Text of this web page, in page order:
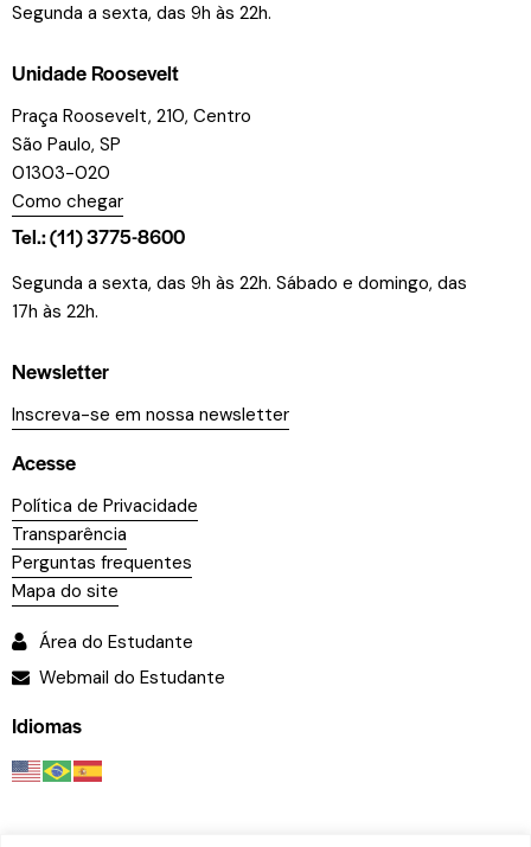
Segunda a sexta, das 9h às 22h.
Unidade Roosevelt
Praça Roosevelt, 210, Centro
São Paulo, SP
01303-020
Como chegar
Tel.: (11) 3775-8600
Segunda a sexta, das 9h às 22h. Sábado e domingo, das
17h às 22h.
Newsletter
Inscreva-se em nossa newsletter
Acesse
Política de Privacidade
Transparência
Perguntas frequentes
Mapa do site
Área do Estudante
Webmail do Estudante
Idiomas